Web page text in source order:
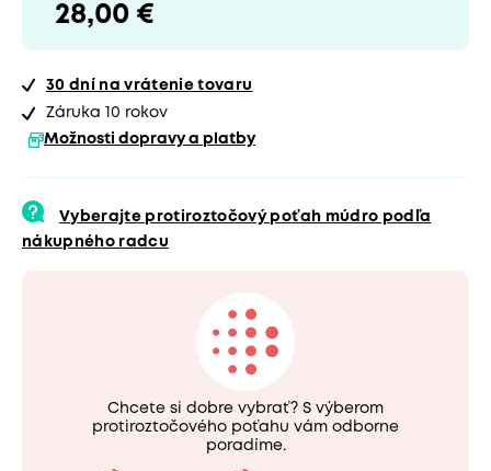
28,00 €
30 dní na vrátenie tovaru
Záruka 10 rokov
Možnosti dopravy a platby
Vyberajte protiroztočový poťah múdro podľa
nákupného radcu
Chcete si dobre vybrať? S výberom
protiroztočového poťahu vám odborne
poradíme.